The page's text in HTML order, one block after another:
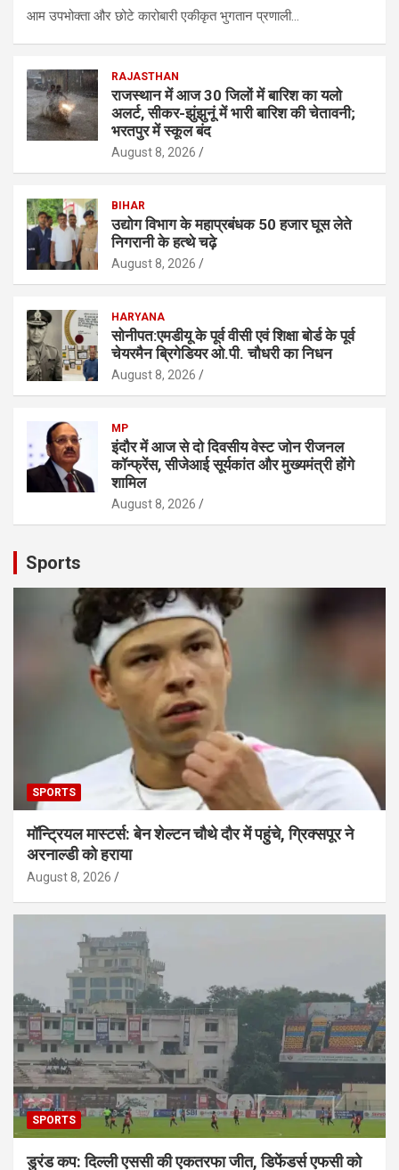
आम उपभोक्ता और छोटे कारोबारी एकीकृत भुगतान प्रणाली…
RAJASTHAN
राजस्थान में आज 30 जिलों में बारिश का यलो
अलर्ट, सीकर-झुंझुनूं में भारी बारिश की चेतावनी;
भरतपुर में स्कूल बंद
August 8, 2026
BIHAR
उद्योग विभाग के महाप्रबंधक 50 हजार घूस लेते
निगरानी के हत्थे चढ़े
August 8, 2026
HARYANA
सोनीपत:एमडीयू के पूर्व वीसी एवं शिक्षा बाेर्ड के पूर्व
चेयरमैन ब्रिगेडियर ओ.पी. चौधरी का निधन
August 8, 2026
MP
इंदौर में आज से दो दिवसीय वेस्ट जोन रीजनल
कॉन्फ्रेंस, सीजेआई सूर्यकांत और मुख्यमंत्री होंगे
शामिल
August 8, 2026
Sports
SPORTS
मॉन्ट्रियल मास्टर्स: बेन शेल्टन चौथे दौर में पहुंचे, ग्रिक्सपूर ने
अरनाल्डी को हराया
August 8, 2026
SPORTS
डुरंड कप: दिल्ली एससी की एकतरफा जीत, डिफेंडर्स एफसी को